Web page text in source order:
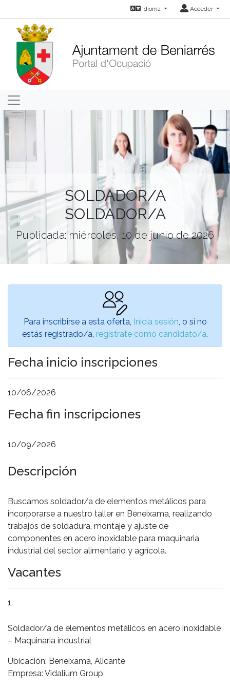
Idioma Acceder
SOLDADOR/A
SOLDADOR/A
Publicada: miércoles, 10 de junio de 2026
Para inscribirse a esta oferta, Inicia sesión , o si no
estás registrado/a, regístrate como candidato/a.
Fecha inicio inscripciones
10/06/2026
Fecha fin inscripciones
10/09/2026
Descripción
Buscamos soldador/a de elementos metálicos para
incorporarse a nuestro taller en Beneixama, realizando
trabajos de soldadura, montaje y ajuste de
componentes en acero inoxidable para maquinaria
industrial del sector alimentario y agrícola.
Vacantes
1
Soldador/a de elementos metálicos en acero inoxidable
– Maquinaria industrial
Ubicación: Beneixama, Alicante
Empresa: Vidalium Group